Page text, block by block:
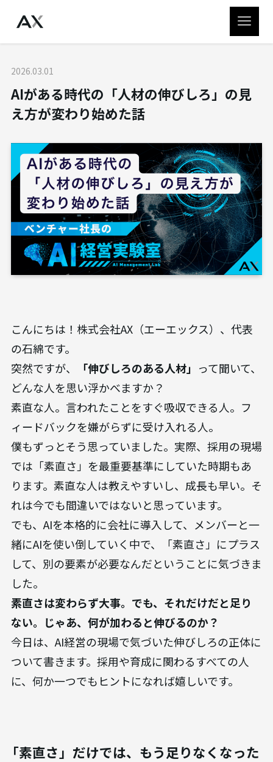
2026.03.01
AIがある時代の「人材の伸びしろ」の見
え方が変わり始めた話
こんにちは！株式会社AX（エーエックス）、代表
の石綿です。
突然ですが、
「伸びしろのある人材」 って聞いて、
どんな人を思い浮かべますか？
素直な人。言われたことをすぐ吸収できる人。フ
ィードバックを嫌がらずに受け入れる人。
僕もずっとそう思っていました。実際、採用の現場
では「素直さ」を最重要基準にしていた時期もあ
ります。素直な人は教えやすいし、成長も早い。そ
れは今でも間違いではないと思っています。
でも、AIを本格的に会社に導入して、メンバーと一
緒にAIを使い倒していく中で、「素直さ」にプラス
して、別の要素が必要なんだということに気づきま
した。
素直さは変わらず大事。でも、それだけだと足り
ない。じゃあ、何が加わると伸びるのか？
今日は、AI経営の現場で気づいた伸びしろの正体に
ついて書きます。採用や育成に関わるすべての人
に、何か一つでもヒントになれば嬉しいです。
「素直さ」だけでは、もう足りなくなった